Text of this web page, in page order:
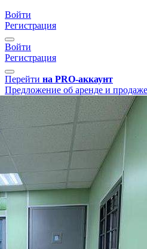
Войти
Регистрация
Войти
Регистрация
Перейти на PRO-аккаунт
Предложение об аренде и продаже